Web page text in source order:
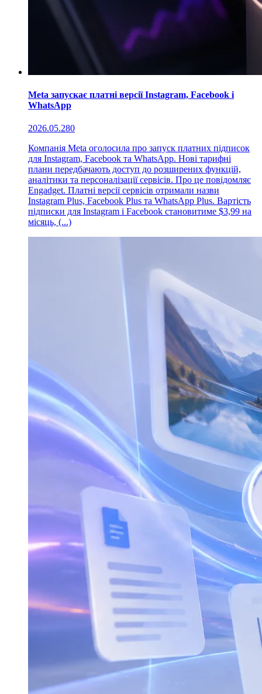
Meta запускає платні версії Instagram, Facebook і
WhatsApp
2026.05.280
Компанія Meta оголосила про запуск платних підписок
для Instagram, Facebook та WhatsApp. Нові тарифні
плани передбачають доступ до розширених функцій,
аналітики та персоналізації сервісів. Про це повідомляє
Engadget. Платні версії сервісів отримали назви
Instagram Plus, Facebook Plus та WhatsApp Plus. Вартість
підписки для Instagram і Facebook становитиме $3,99 на
місяць, (...)